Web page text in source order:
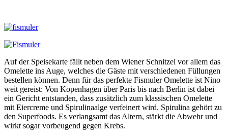
Auf der Speisekarte fällt neben dem Wiener Schnitzel vor allem das
Omelette ins Auge, welches die Gäste mit verschiedenen Füllungen
bestellen können. Denn für das perfekte Fismuler Omelette ist Nino
weit gereist: Von Kopenhagen über Paris bis nach Berlin ist dabei
ein Gericht entstanden, dass zusätzlich zum klassischen Omelette
mit Eiercreme und Spirulinaalge verfeinert wird. Spirulina gehört zu
den Superfoods. Es verlangsamt das Altern, stärkt die Abwehr und
wirkt sogar vorbeugend gegen Krebs.